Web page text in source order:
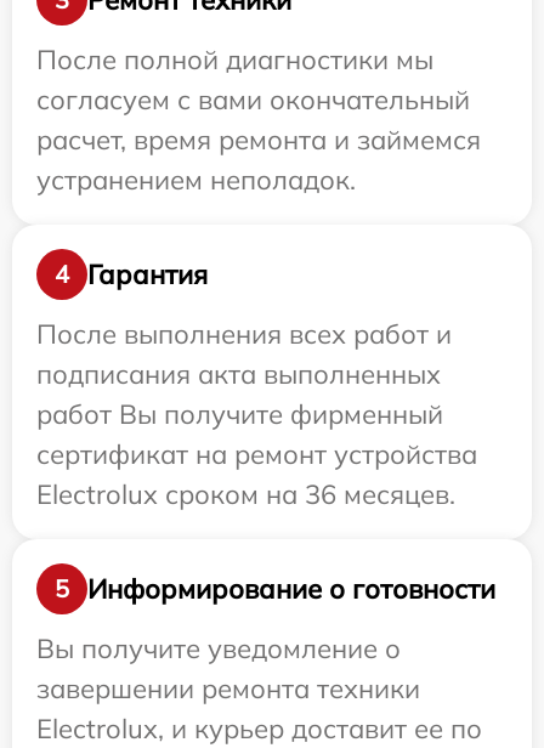
После полной диагностики мы
согласуем с вами окончательный
расчет, время ремонта и займемся
устранением неполадок.
4
Гарантия
После выполнения всех работ и
подписания акта выполненных
работ Вы получите фирменный
сертификат на ремонт устройства
Electrolux сроком на 36 месяцев.
5
Информирование о готовности
Вы получите уведомление о
завершении ремонта техники
Electrolux, и курьер доставит ее по